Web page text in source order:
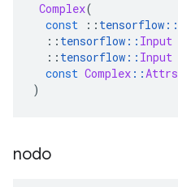
Complex(
const
:: tensorflow ::
:: tensorflow :: Input
:: tensorflow :: Input
const Complex ::Attrs
)
nodo